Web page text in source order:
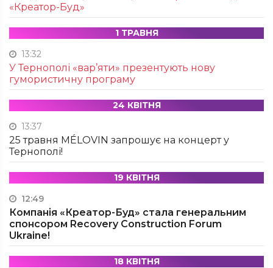
«Креатор-Буд»
1 ТРАВНЯ
13:32
У Тернополі «вар’яти» презентують нову
гумористичну програму
24 КВІТНЯ
13:37
25 травня MÉLOVIN запрошує на концерт у
Тернополі!
19 КВІТНЯ
12:49
Компанія «Креатор-Буд» стала генеральним
спонсором Recovery Construction Forum
Ukraine!
18 КВІТНЯ